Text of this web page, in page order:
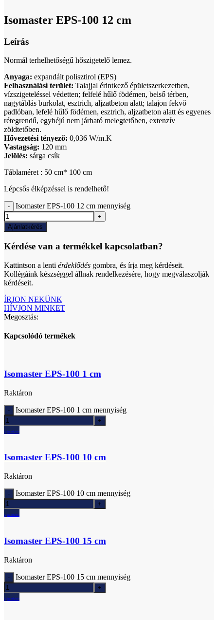
Isomaster EPS-100 12 cm
Leírás
Normál terhelhetőségű hőszigetelő lemez.
Anyaga: expandált polisztirol (EPS)
Felhasználási terület: Talajjal érintkező épületszerkezetben,
vízszigeteléssel védetten; felfelé hűlő födémen, belső térben,
nagytáblás burkolat, esztrich, aljzatbeton alatt; talajon fekvő
padlóban, lefelé hűlő födémen, esztrich, aljzatbeton alatt és egyenes
rétegrendű, egyhéjú nem járható melegtetőben, extenzív
zöldtetőben.
Hővezetési tényező: 0,036 W/m.K
Vastagság: 120 mm
Jelölés: sárga csík
Táblaméret : 50 cm* 100 cm
Lépcsős élképzéssel is rendelhető!
Isomaster EPS-100 12 cm mennyiség
Ajánlatkérés
Kérdése van a termékkel kapcsolatban?
Kattintson a lenti érdeklődés gombra, és írja meg kérdéseit.
Kollégáink készséggel állnak rendelkezésére, hogy megválaszolják
kérdéseit.
ÍRJON NEKÜNK
HÍVJON MINKET
Megosztás:
Kapcsolódó termékek
Isomaster EPS-100 1 cm
Raktáron
Isomaster EPS-100 1 cm mennyiség
Ajánlatkérés
Isomaster EPS-100 10 cm
Raktáron
Isomaster EPS-100 10 cm mennyiség
Ajánlatkérés
Isomaster EPS-100 15 cm
Raktáron
Isomaster EPS-100 15 cm mennyiség
Ajánlatkérés